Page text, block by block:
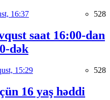
16:37 528
saat 16:00-dan
dək
15:29 528
16 yaş həddi